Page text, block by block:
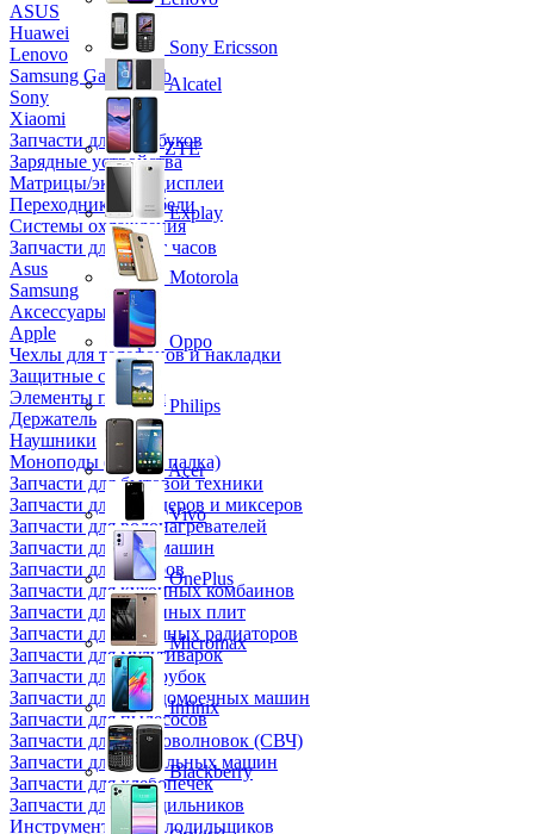
ASUS
Huawei
Lenovo
Samsung Galaxy Tab
Sony
Xiaomi
Запчасти для ноутбуков
Зарядные устройства
Матрицы/экраны/дисплеи
Переходники и кабели
Системы охлаждения
Запчасти для смарт часов
Asus
Samsung
Аксессуары
Apple
Чехлы для телефонов и накладки
Защитные стекла
Элементы питания
Держатель
Наушники
Моноподы (Селфи палка)
Запчасти для бытовой техники
Запчасти для блендеров и миксеров
Запчасти для водонагревателей
Запчасти для кофемашин
Запчасти для кулеров
Запчасти для кухонных комбаинов
Запчасти для кухонных плит
Запчасти для масляных радиаторов
Запчасти для мультиварок
Запчасти для мясорубок
Запчасти для посудомоечных машин
Запчасти для пылесосов
Запчасти для микроволновок (СВЧ)
Запчасти для стиральных машин
Запчасти для хлебопечек
Запчасти для холодильников
Инструмент для холодильщиков
Sony Ericsson
Alcatel
ZTE
Explay
Motorola
Oppo
Philips
Acer
Vivo
OnePlus
Micromax
Infinix
Blackberry